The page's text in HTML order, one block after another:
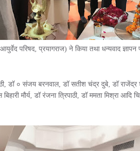
परिषद, प्रयागराज) ने किया तथा धन्यवाद
डॉ ० संजय बरनवाल, डॉ सतीश चंद्र दुबे, डॉ राजेंद्र
मौर्य, डॉ रंजना त्रिपाठी, डॉ ममता मिश्रा आदि